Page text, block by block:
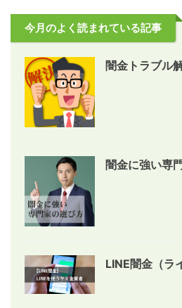
今月のよく読まれている記事
闇金トラブル
闇金に強い専
LINE闇金（ラ